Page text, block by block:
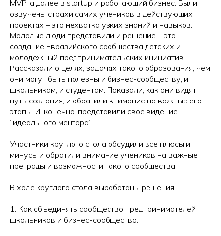
MVP, а далее в startup и работающий бизнес. Были
озвучены страхи самих учеников в действующих
проектах – это нехватка узких знаний и навыков.
Молодые люди представили и решение – это
создание Евразийского сообщества детских и
молодёжный предпринимательских инициатив.
Рассказали о целях, задачах такого образования, чем
они могут быть полезны и бизнес-сообществу, и
школьникам, и студентам. Показали, как они видят
путь создания, и обратили внимание на важные его
этапы. И, конечно, представили своё видение
“идеального ментора”.
Участники круглого стола обсудили все плюсы и
минусы и обратили внимание учеников на важные
преграды и возможности такого сообщества.
В ходе круглого стола выработаны решения:
1. Как объединять сообщество предпринимателей
школьников и бизнес-сообщество.